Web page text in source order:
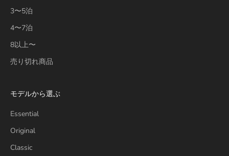
3〜5泊
4〜7泊
8以上〜
売り切れ商品
モデルから選ぶ
Essential
Original
Classic